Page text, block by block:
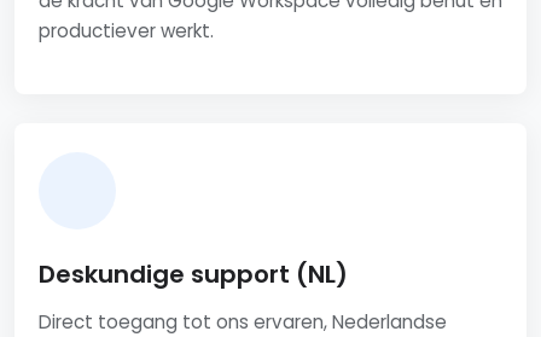
productiever werkt.
Deskundige support (NL)
Direct toegang tot ons ervaren, Nederlandse